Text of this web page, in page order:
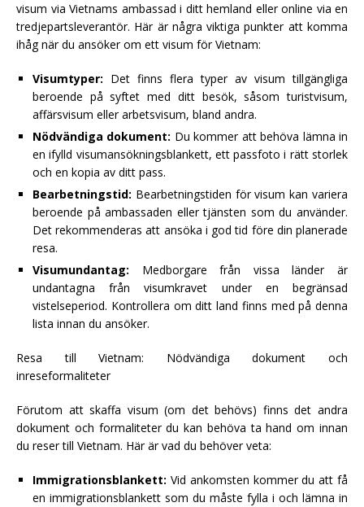
visum via Vietnams ambassad i ditt hemland eller online via en
tredjepartsleverantör. Här är några viktiga punkter att komma
ihåg när du ansöker om ett visum för Vietnam:
Visumtyper: Det finns flera typer av visum tillgängliga
beroende på syftet med ditt besök, såsom turistvisum,
affärsvisum eller arbetsvisum, bland andra.
Nödvändiga dokument: Du kommer att behöva lämna in
en ifylld visumansökningsblankett, ett passfoto i rätt storlek
och en kopia av ditt pass.
Bearbetningstid: Bearbetningstiden för visum kan variera
beroende på ambassaden eller tjänsten som du använder.
Det rekommenderas att ansöka i god tid före din planerade
resa.
Visumundantag: Medborgare från vissa länder är
undantagna från visumkravet under en begränsad
vistelseperiod. Kontrollera om ditt land finns med på denna
lista innan du ansöker.
Resa till Vietnam: Nödvändiga dokument och
inreseformaliteter
Förutom att skaffa visum (om det behövs) finns det andra
dokument och formaliteter du kan behöva ta hand om innan
du reser till Vietnam. Här är vad du behöver veta:
Immigrationsblankett: Vid ankomsten kommer du att få
en immigrationsblankett som du måste fylla i och lämna in